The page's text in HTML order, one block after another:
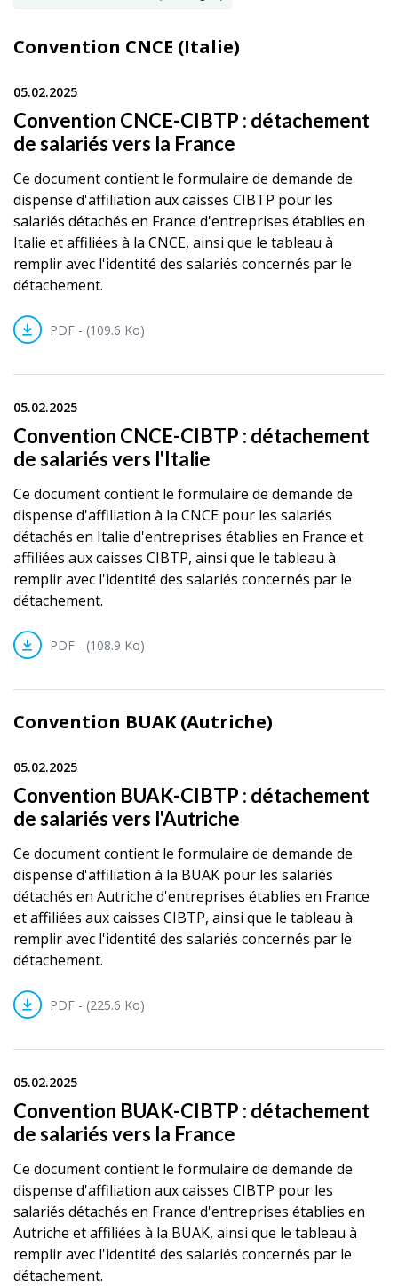
Convention CNCE (Italie)
05.02.2025
Convention CNCE-CIBTP : détachement
de salariés vers la France
Ce document contient le formulaire de demande de
dispense d'affiliation aux caisses CIBTP pour les
salariés détachés en France d'entreprises établies en
Italie et affiliées à la CNCE, ainsi que le tableau à
remplir avec l'identité des salariés concernés par le
détachement.
PDF - (109.6 Ko)
05.02.2025
Convention CNCE-CIBTP : détachement
de salariés vers l'Italie
Ce document contient le formulaire de demande de
dispense d'affiliation à la CNCE pour les salariés
détachés en Italie d'entreprises établies en France et
affiliées aux caisses CIBTP, ainsi que le tableau à
remplir avec l'identité des salariés concernés par le
détachement.
PDF - (108.9 Ko)
Convention BUAK (Autriche)
05.02.2025
Convention BUAK-CIBTP : détachement
de salariés vers l'Autriche
Ce document contient le formulaire de demande de
dispense d'affiliation à la BUAK pour les salariés
détachés en Autriche d'entreprises établies en France
et affiliées aux caisses CIBTP, ainsi que le tableau à
remplir avec l'identité des salariés concernés par le
détachement.
PDF - (225.6 Ko)
05.02.2025
Convention BUAK-CIBTP : détachement
de salariés vers la France
Ce document contient le formulaire de demande de
dispense d'affiliation aux caisses CIBTP pour les
salariés détachés en France d'entreprises établies en
Autriche et affiliées à la BUAK, ainsi que le tableau à
remplir avec l'identité des salariés concernés par le
détachement.